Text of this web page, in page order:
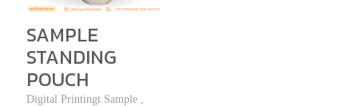
SAMPLE
STANDING
POUCH
Digital Printingt Sample ,